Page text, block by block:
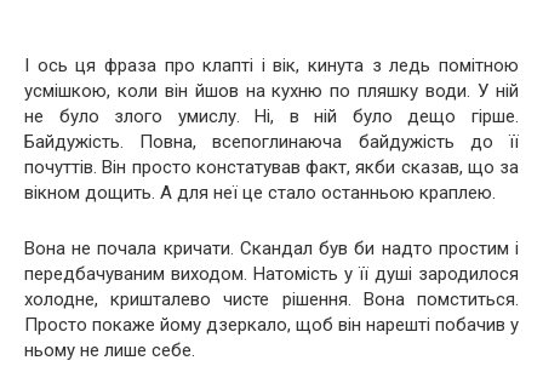
І ось ця фраза про клапті і вік, кинута з ледь помітною
усмішкою, коли він йшов на кухню по пляшку води. У ній
не було злого умислу. Ні, в ній було дещо гірше.
Байдужість. Повна, всепоглинаюча байдужість до її
почуттів. Він просто констатував факт, якби сказав, що за
вікном дощить. А для неї це стало останньою краплею.
Вона не почала кричати. Скандал був би надто простим і
передбачуваним виходом. Натомість у її душі зародилося
холодне, кришталево чисте рішення. Вона помститься.
Просто покаже йому дзеркало, щоб він нарешті побачив у
ньому не лише себе.